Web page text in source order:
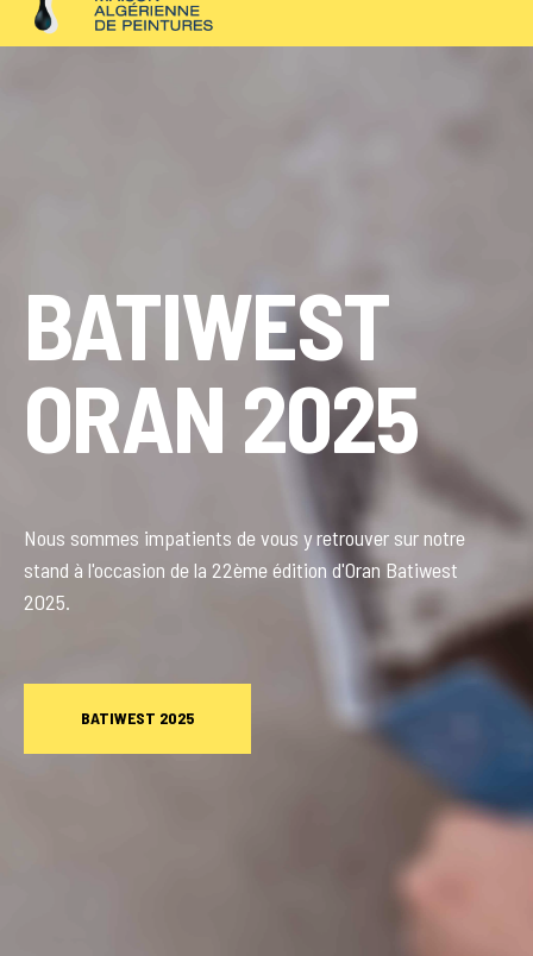
+213 (0)5 60923606 +213 (0)5 60157827
BATIWEST
ORAN 2025
Nous sommes impatients de vous y retrouver sur notre
stand à l'occasion de la 22ème édition d'Oran Batiwest
2025.
BATIWEST 2025